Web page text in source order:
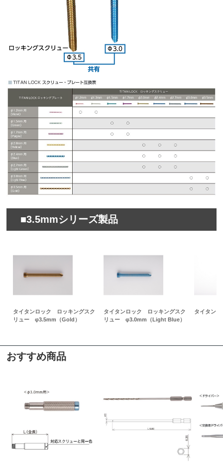
■3.5mmシリーズ製品
タイタンロック ロッキングスク
リュー φ3.5mm（Gold）
タイタンロック ロッキングスク
リュー φ3.0mm（Light Blue）
タイタン
おすすめ商品